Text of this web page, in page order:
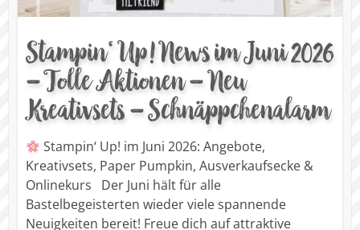
Stampin‘ Up! News im Juni 2026
– Tolle Aktionen – Neu
Kreativsets – Schnäppchenalarm
Stampin‘ Up! im Juni 2026: Angebote,
Kreativsets, Paper Pumpkin, Ausverkaufsecke &
Onlinekurs Der Juni hält für alle
Bastelbegeisterten wieder viele spannende
Neuigkeiten bereit! Freue dich auf attraktive